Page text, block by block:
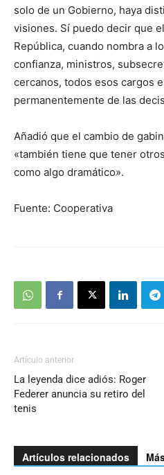
solo de un Gobierno, haya
visiones. Sí puedo decir que
República, cuando nombra a
confianza, ministros,
cercanos, todos esos cargos
permanentemente de las
Añadió que el cambio de
«también tiene que tener
como algo dramático».
Fuente: Cooperativa
Artículo anterior
La leyenda dice adiós: Roger
Federer anuncia su retiro del
tenis
Artículos relacionados